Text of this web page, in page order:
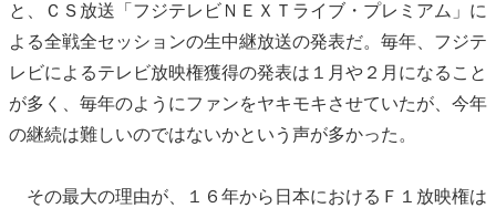
と、ＣＳ放送「フジテレビＮＥＸＴライブ・プレミアム」に
よる全戦全セッションの生中継放送の発表だ。毎年、フジテ
レビによるテレビ放映権獲得の発表は１月や２月になること
が多く、毎年のようにファンをヤキモキさせていたが、今年
の継続は難しいのではないかという声が多かった。
その最大の理由が、１６年から日本におけるＦ１放映権は